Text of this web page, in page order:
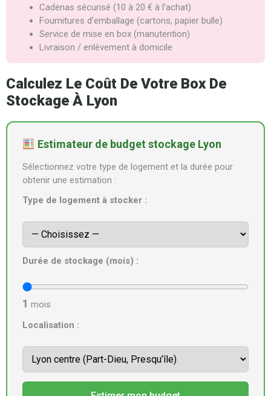
Cadenas sécurisé (10 à 20 € à l’achat)
Fournitures d’emballage (cartons, papier bulle)
Service de mise en box (manutention)
Livraison / enlèvement à domicile
Calculez Le Coût De Votre Box De
Stockage À Lyon
Estimateur de budget stockage Lyon
Sélectionnez votre type de logement et la durée pour
obtenir une estimation :
Type de logement à stocker :
Durée de stockage (mois) :
1 mois
Localisation :